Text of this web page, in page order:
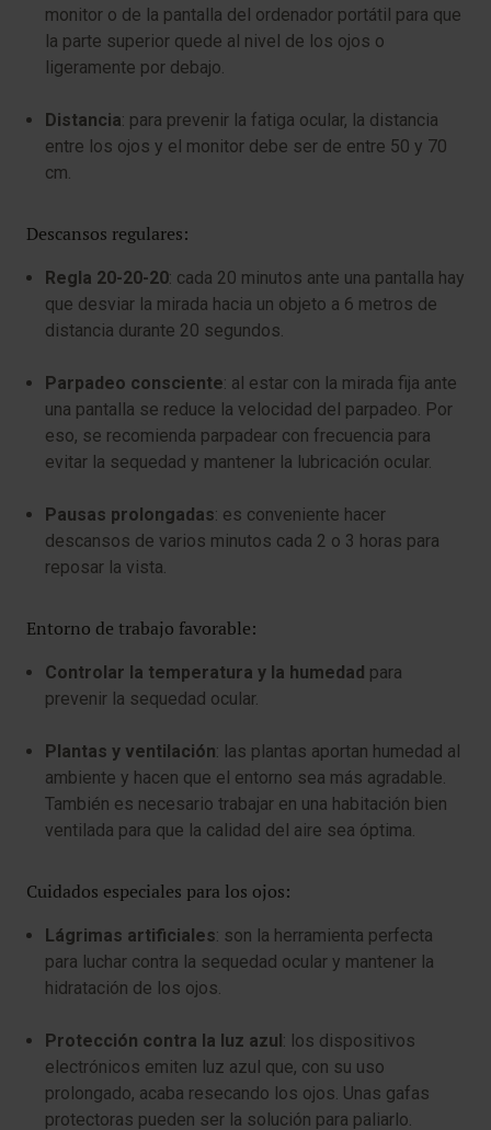
monitor o de la pantalla del ordenador portátil para que
la parte superior quede al nivel de los ojos o
ligeramente por debajo.
Distancia: para prevenir la fatiga ocular, la distancia
entre los ojos y el monitor debe ser de entre 50 y 70
cm.
Descansos regulares:
Regla 20-20-20: cada 20 minutos ante una pantalla hay
que desviar la mirada hacia un objeto a 6 metros de
distancia durante 20 segundos.
Parpadeo consciente: al estar con la mirada fija ante
una pantalla se reduce la velocidad del parpadeo. Por
eso, se recomienda parpadear con frecuencia para
evitar la sequedad y mantener la lubricación ocular.
Pausas prolongadas: es conveniente hacer
descansos de varios minutos cada 2 o 3 horas para
reposar la vista.
Entorno de trabajo favorable:
Controlar la temperatura y la humedad para
prevenir la sequedad ocular.
Plantas y ventilación: las plantas aportan humedad al
ambiente y hacen que el entorno sea más agradable.
También es necesario trabajar en una habitación bien
ventilada para que la calidad del aire sea óptima.
Cuidados especiales para los ojos:
Lágrimas artificiales: son la herramienta perfecta
para luchar contra la sequedad ocular y mantener la
hidratación de los ojos.
Protección contra la luz azul: los dispositivos
electrónicos emiten luz azul que, con su uso
prolongado, acaba resecando los ojos. Unas gafas
protectoras pueden ser la solución para paliarlo.